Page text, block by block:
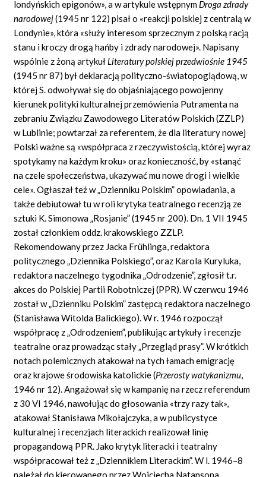
londyńskich epigonów», a w artykule wstępnym Droga zdrady
narodowej(1945 nr 122) pisał o «reakcji polskiej z centralą w
Londynie», która «służy interesom sprzecznym z polską racją
stanu i kroczy drogą hańby i zdrady narodowej». Napisany
wspólnie z żoną artykuł Literatury polskiej przedwiośnie 1945
(1945 nr 87) był deklaracją polityczno-światopoglądową, w
której S. odwoływał się do objaśniającego powojenny
kierunek polityki kulturalnej przemówienia Putramenta na
zebraniu Związku Zawodowego Literatów Polskich (ZZLP)
w Lublinie; powtarzał za referentem, że dla literatury nowej
Polski ważne są «współpraca z rzeczywistością, której wyraz
spotykamy na każdym kroku» oraz konieczność, by «stanąć
na czele społeczeństwa, ukazywać mu nowe drogi i wielkie
cele». Ogłaszał też w „Dzienniku Polskim” opowiadania, a
także debiutował tu w roli krytyka teatralnego recenzją ze
sztuki K. Simonowa „Rosjanie” (1945 nr 200). Dn. 1 VII 1945
został członkiem oddz. krakowskiego ZZLP.
Rekomendowany przez Jacka Frühlinga, redaktora
politycznego „Dziennika Polskiego”, oraz Karola Kuryluka,
redaktora naczelnego tygodnika „Odrodzenie”, zgłosił t.r.
akces do Polskiej Partii Robotniczej (PPR). W czerwcu 1946
został w „Dzienniku Polskim” zastępcą redaktora naczelnego
(Stanisława Witolda Balickiego). W r. 1946 rozpoczął
współpracę z „Odrodzeniem”, publikując artykuły i recenzje
teatralne oraz prowadząc stały „Przegląd prasy”. W krótkich
notach polemicznych atakował na tych łamach emigrację
oraz krajowe środowiska katolickie (Przerosty watykanizmu,
1946 nr 12). Angażował się w kampanię na rzecz referendum
z 30 VI 1946, nawołując do głosowania «trzy razy tak»,
atakował Stanisława Mikołajczyka, a w publicystyce
kulturalnej i recenzjach literackich realizował linię
propagandową PPR. Jako krytyk literacki i teatralny
współpracował też z „Dziennikiem Literackim”. W l. 1946–8
należał do kierowanego przez Wojciecha Natansona